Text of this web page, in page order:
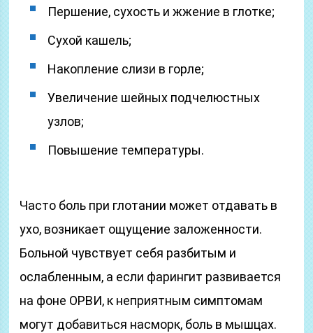
Першение, сухость и жжение в глотке;
Сухой кашель;
Накопление слизи в горле;
Увеличение шейных подчелюстных
узлов;
Повышение температуры.
Часто боль при глотании может отдавать в
ухо, возникает ощущение заложенности.
Больной чувствует себя разбитым и
ослабленным, а если фарингит развивается
на фоне ОРВИ, к неприятным симптомам
могут добавиться насморк, боль в мышцах.